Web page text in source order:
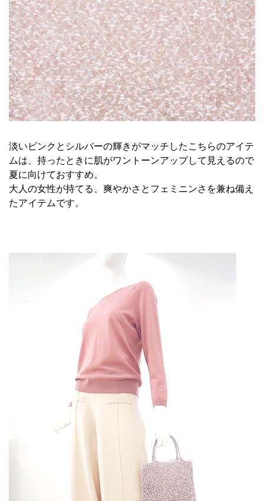
淡いピンクとシルバーの輝きがマッチしたこちらのアイテ
ムは、持ったときに肌がワントーンアップして見えるので
夏に向けておすすめ。
大人の女性が持てる、爽やかさとフェミニンさを兼ね備え
たアイテムです。